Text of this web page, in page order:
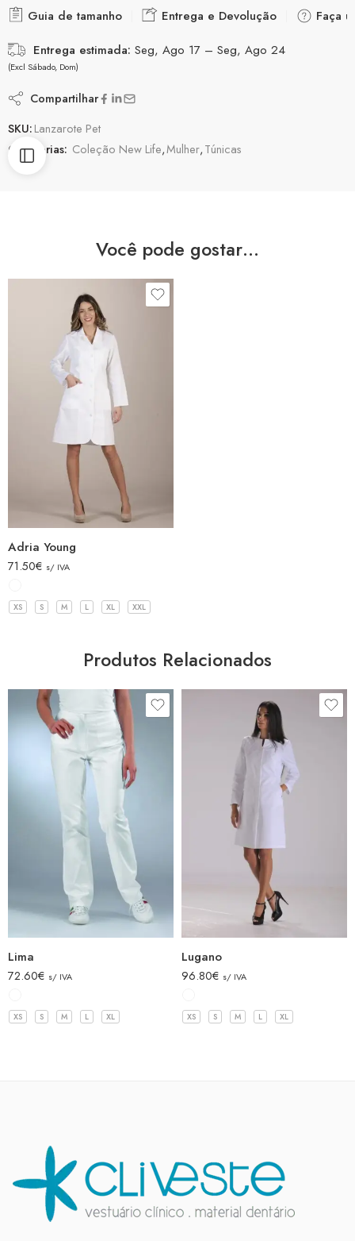
Guia de tamanho Entrega e Devolução
Faça
Entrega estimada: Seg, Ago 17 – Seg, Ago 24
(Excl Sábado, Dom)
Compartilhar
SKU:Lanzarote Pet
Categorias: Coleção New Life,Mulher,Túnicas
Você pode gostar…
Adria Young
71.50€ s/ IVA
XS S M L XL XXL
Produtos Relacionados
Lima
72.60€ s/ IVA
XS S M L XL
Lugano
96.80€ s/ IVA
XS S M L XL